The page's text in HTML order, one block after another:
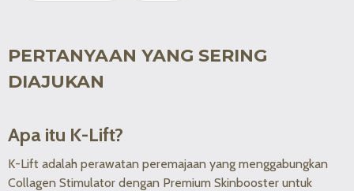
PERTANYAAN YANG SERING
DIAJUKAN
Apa itu K-Lift?
K-Lift adalah perawatan peremajaan yang menggabungkan
Collagen Stimulator dengan Premium Skinbooster untuk